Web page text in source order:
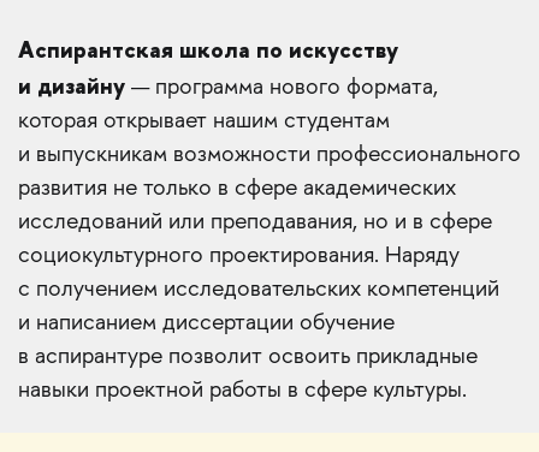
Аспирантская школа по искусству
и дизайну — программа нового формата,
которая открывает нашим студентам
и выпускникам возможности профессионального
развития не только в сфере академических
исследований или преподавания, но и в сфере
социокультурного проектирования. Наряду
с получением исследовательских компетенций
и написанием диссертации обучение
в аспирантуре позволит освоить прикладные
навыки проектной работы в сфере культуры.